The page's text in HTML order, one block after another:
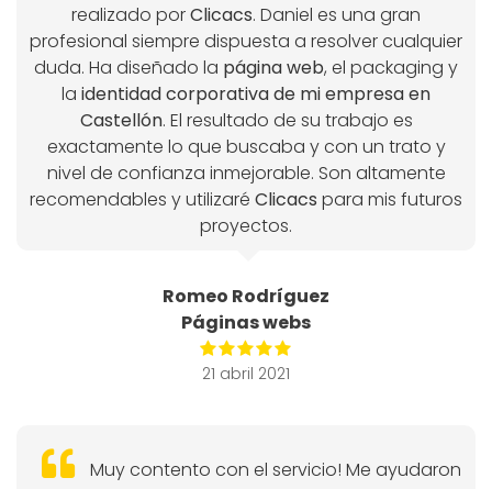
realizado porClicacs. Daniel es una gran
profesional siempre dispuesta a resolver cualquier
duda. Ha diseñado la página web, el packaging y
la identidad corporativa de mi empresa en
Castellón. El resultado de su trabajo es
exactamente lo que buscaba y con un trato y
nivel de confianza inmejorable. Son altamente
recomendables y utilizaré Clicacs para mis futuros
proyectos.
Romeo Rodríguez
Páginas webs
21 abril 2021
Muy contento con el servicio! Me ayudaron